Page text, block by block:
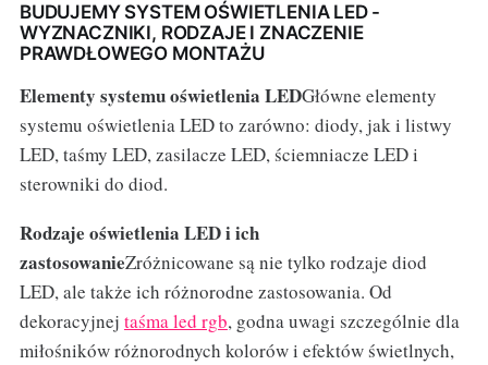
BUDUJEMY SYSTEM OŚWIETLENIA LED -
WYZNACZNIKI, RODZAJE I ZNACZENIE
PRAWDŁOWEGO MONTAŻU
Elementy systemu oświetlenia LEDGłówne elementy
systemu oświetlenia LED to zarówno: diody, jak i listwy
LED, taśmy LED, zasilacze LED, ściemniacze LED i
sterowniki do diod.
Rodzaje oświetlenia LED i ich
zastosowanieZróżnicowane są nie tylko rodzaje diod
LED, ale także ich różnorodne zastosowania. Od
dekoracyjnej taśma led rgb, godna uwagi szczególnie dla
miłośników różnorodnych kolorów i efektów świetlnych,